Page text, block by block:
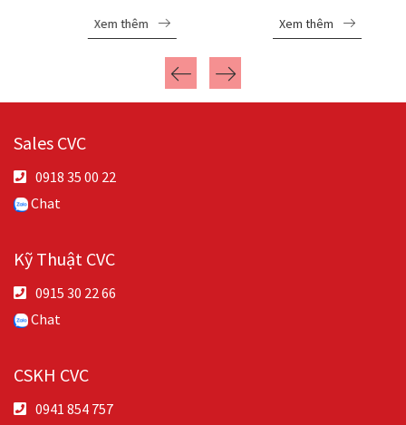
Xem thêm Xem thêm
Sales CVC
0918 35 00 22
Chat
Kỹ Thuật CVC
0915 30 22 66
Chat
CSKH CVC
0941 854 757